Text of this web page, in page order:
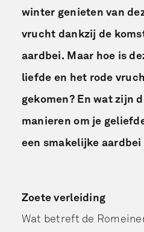
winter genieten van
vrucht dankzij de
aardbei. Maar hoe is
liefde en het rode
gekomen? En wat zijn
manieren om je
een smakelijke
Zoete verleiding
Wat betreft de